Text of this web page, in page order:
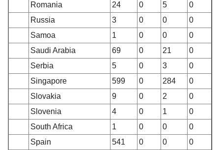
Romania
24 0 5
0
Russia
3 0 0
0
Samoa
1 0 0
0
Saudi Arabia
69 0 21
0
Serbia
5 0 3
0
Singapore
599 0 284
0
Slovakia
9 0 2
0
Slovenia
4 0 1
0
South Africa
1 0 0
0
Spain
541 0 0
0